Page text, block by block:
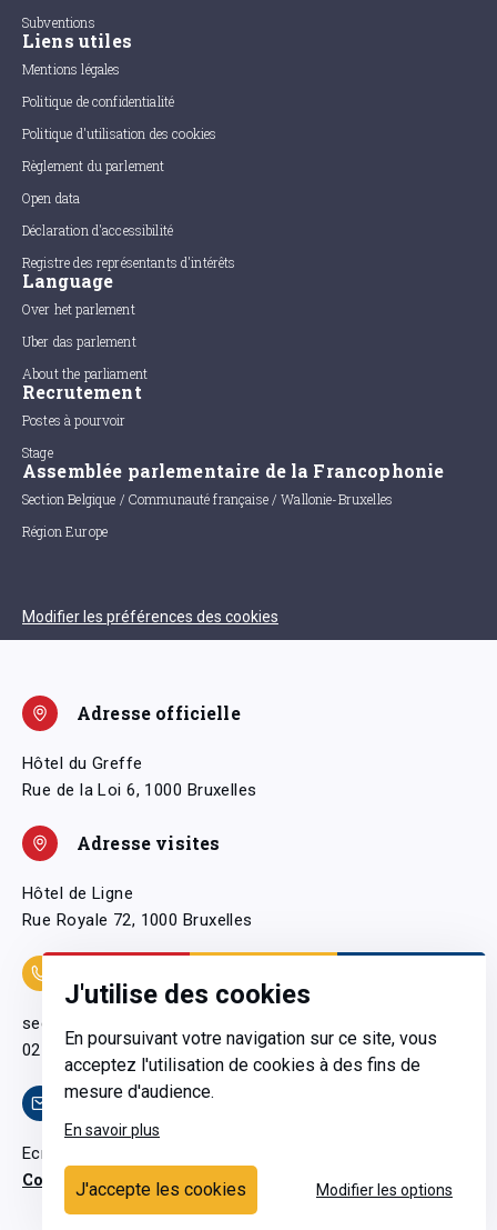
J'utilise des cookies
En poursuivant votre navigation sur ce site, vous
acceptez l'utilisation de cookies à des fins de
mesure d'audience.
En savoir plus
J'accepte les cookies Modifier les options
Subventions
Liens utiles
Mentions légales
Politique de confidentialité
Politique d'utilisation des cookies
Règlement du parlement
Open data
Déclaration d'accessibilité
Registre des représentants d'intérêts
Language
Over het parlement
Uber das parlement
About the parliament
Recrutement
Postes à pourvoir
Stage
Assemblée parlementaire de la Francophonie
Section Belgique / Communauté française / Wallonie-Bruxelles
Région Europe
Modifier les préférences des cookies
Adresse officielle
Hôtel du Greffe
Rue de la Loi 6, 1000 Bruxelles
Adresse visites
Hôtel de Ligne
Rue Royale 72, 1000 Bruxelles
secretariatgeneral@pfwb.be
02 506 38 11
Contact
Ecrivez-nous
Contactez-nous